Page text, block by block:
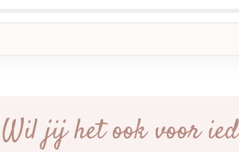
jij het ook voor